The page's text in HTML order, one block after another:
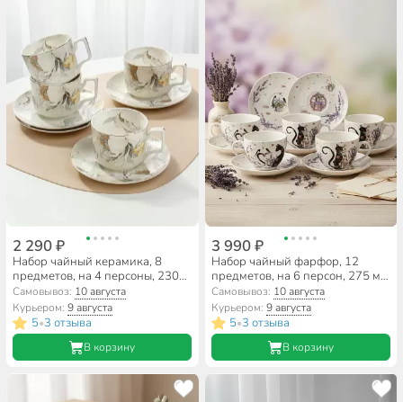
2 290 ₽
Набор чайный керамика, 8
предметов, на 4 персоны, 230
мл, Beatrix, Серебристый
цветок, МЛ134P/4, подарочная
упаковка
Самовывоз: 10 августа
Курьером:9 августа
5•3 отзыва
В корзину
3 990 ₽
Набор чайный фарфор, 12
предметов, на 6 персон, 275 мл,
Lefard, Лавандовые коты, 425-
173, подарочная упаковка
Самовывоз: 10 августа
Курьером: 9 августа
5•3 отзыва
В корзину